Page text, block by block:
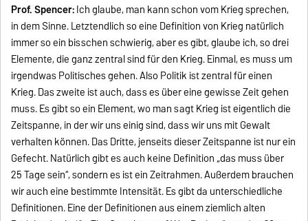
Prof. Spencer:Ich glaube, man kann schon vom Krieg sprechen,
in dem Sinne. Letztendlich so eine Definition von Krieg natürlich
immer so ein bisschen schwierig, aber es gibt, glaube ich, so drei
Elemente, die ganz zentral sind für den Krieg. Einmal, es muss um
irgendwas Politisches gehen. Also Politik ist zentral für einen
Krieg. Das zweite ist auch, dass es über eine gewisse Zeit gehen
muss. Es gibt so ein Element, wo man sagt Krieg ist eigentlich die
Zeitspanne, in der wir uns einig sind, dass wir uns mit Gewalt
verhalten können. Das Dritte, jenseits dieser Zeitspanne ist nur ein
Gefecht. Natürlich gibt es auch keine Definition „das muss über
25 Tage sein“, sondern es ist ein Zeitrahmen. Außerdem brauchen
wir auch eine bestimmte Intensität. Es gibt da unterschiedliche
Definitionen. Eine der Definitionen aus einem ziemlich alten